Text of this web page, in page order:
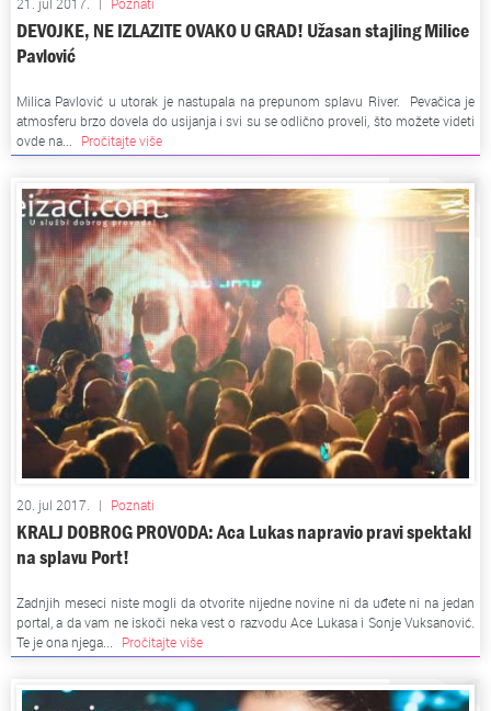
DEVOJKE, NE IZLAZITE OVAKO U GRAD! Užasan stajling Milice
Pavlović
Milica Pavlović u utorak je nastupala na prepunom splavu River. Pevačica je
atmosferu brzo dovela do usijanja i svi su se odlično proveli, što možete videti
ovde na...
Pročitajte više
20. jul 2017. | Poznati
KRALJ DOBROG PROVODA: Aca Lukas napravio pravi spektakl
na splavu Port!
Zadnjih meseci niste mogli da otvorite nijedne novine ni da uđete ni na jedan
portal, a da vam ne iskoči neka vest o razvodu Ace Lukasa i Sonje Vuksanović.
Te je ona njega...
Pročitajte više